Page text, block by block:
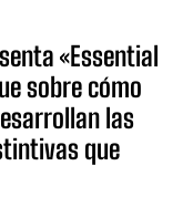
«Essential
sobre cómo
las
que